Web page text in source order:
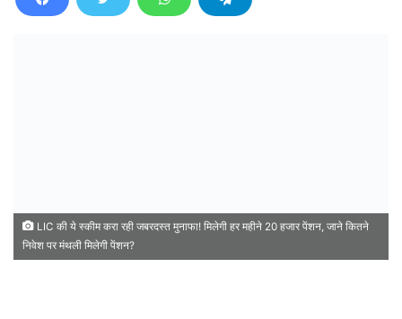
LIC की ये स्कीम करा रही जबरदस्त मुनाफा! मिलेगी हर महीने 20 हजार पेंशन, जाने कितने
निवेश पर मंथली मिलेगी पेंशन?